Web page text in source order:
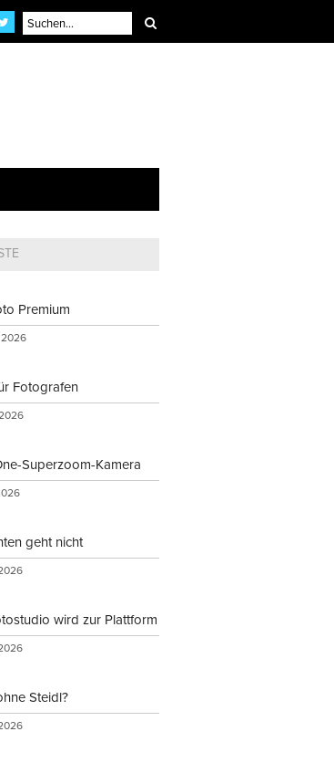
Premium
Fotografen
Superzoom-Kamera
geht nicht
wird zur Plattform
Steidl?